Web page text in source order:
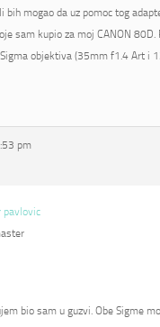
mogao da uz pomoc tog
sam kupio za moj CANON 80D.
objektiva (35mm f1.4 Art i
pm
pavlovic
bio sam u guzvi. Obe Sigme